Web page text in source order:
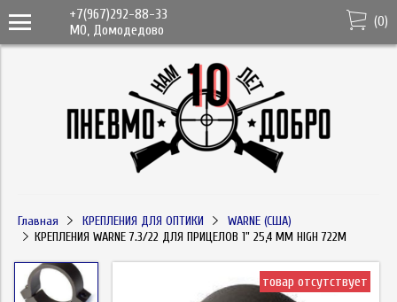
+7(967)292-88-33
МО, Домодедово
(0)
Главная КРЕПЛЕНИЯ ДЛЯ ОПТИКИ
WARNE (США)
КРЕПЛЕНИЯ WARNE 7.3/22 ДЛЯ ПРИЦЕЛОВ 1" 25,4 ММ HIGH 722M
товар отсутствует